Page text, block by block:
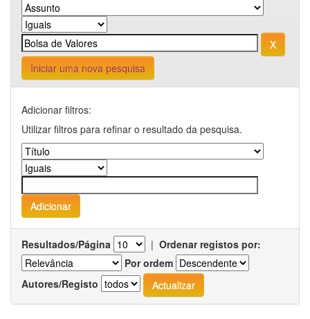
Iniciar uma nova pesquisa
Adicionar filtros:
Utilizar filtros para refinar o resultado da pesquisa.
Resultados/Página | Ordenar registos por:
Por ordem
Autores/Registo